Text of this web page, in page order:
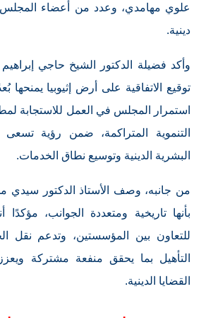
علوي مهامدي، وعدد من أعضاء
دينية.
وأكد فضيلة الدكتور الشيخ حاجي
توقيع الاتفاقية على أرض إثيوبيا يمنحها
استمرار المجلس في العمل للاستجابة
التنموية المتراكمة، ضمن رؤية تسعى
البشرية الدينية وتوسيع نطاق الخدمات.
من جانبه، وصف الأستاذ الدكتور سيدي
بأنها تاريخية ومتعددة الجوانب، مؤكدًا
للتعاون بين المؤسستين، وتدعم نقل
التأهيل بما يحقق منفعة مشتركة
القضايا الدينية.